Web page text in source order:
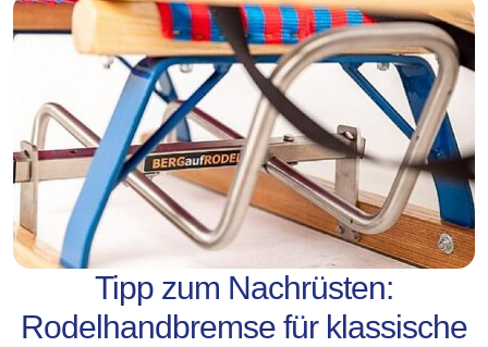
Tipp zum Nachrüsten:
Rodelhandbremse für klassische